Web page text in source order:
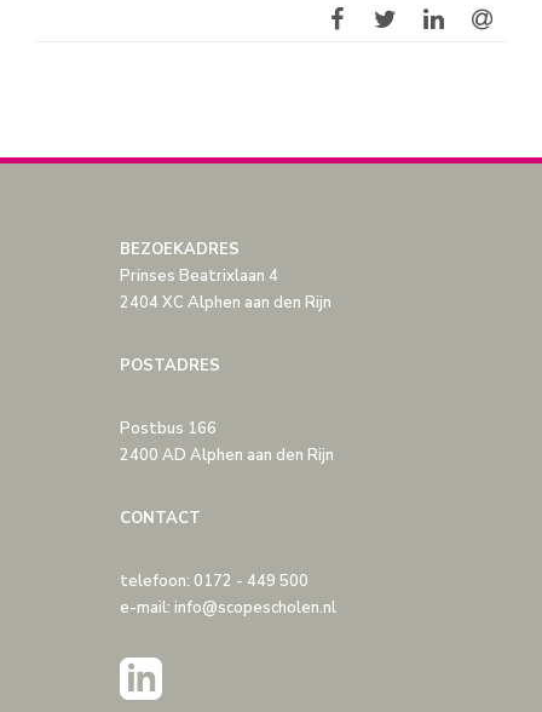
BEZOEKADRES
Prinses Beatrixlaan 4
2404 XC Alphen aan den Rijn
POSTADRES
Postbus 166
2400 AD Alphen aan den Rijn
CONTACT
telefoon: 0172 - 449 500
e-mail: info@scopescholen.nl